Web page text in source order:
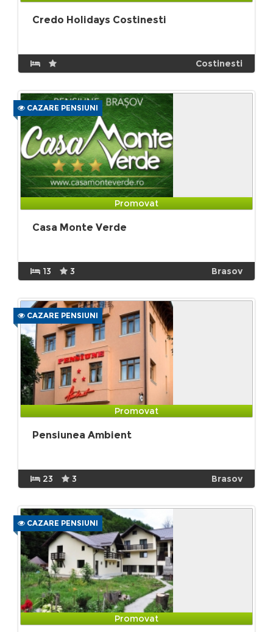
Credo Holidays Costinesti
Costinesti
CAZARE PENSIUNI
Promovat
Casa Monte Verde
13 3 Brasov
CAZARE PENSIUNI
Promovat
Pensiunea Ambient
23 3 Brasov
CAZARE PENSIUNI
Promovat